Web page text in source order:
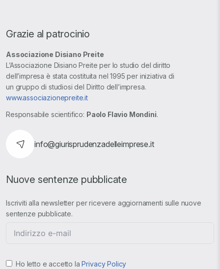
Grazie al patrocinio
Associazione Disiano Preite
L’Associazione Disiano Preite per lo studio del diritto
dell’impresa è stata costituita nel 1995 per iniziativa di
un gruppo di studiosi del Diritto dell’impresa.
www.associazionepreite.it
Responsabile scientifico: Paolo Flavio Mondini.
info@giurisprudenzadelleimprese.it
Nuove sentenze pubblicate
Iscriviti alla newsletter per ricevere aggiornamenti sulle nuove
sentenze pubblicate.
Ho letto e accetto laPrivacy Policy